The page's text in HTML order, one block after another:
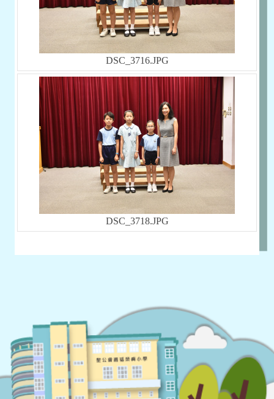
DSC_3716.JPG
DSC_3718.JPG